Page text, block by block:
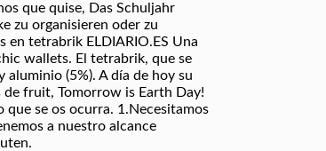
que quise, Das Schuljahr
zu organisieren oder zu
en tetrabrik ELDIARIO.ES Una
wallets. El tetrabrik, que se
(5%). A día de hoy su
fruit, Tomorrow is Earth Day!
se os ocurra. 1.Necesitamos
a nuestro alcance